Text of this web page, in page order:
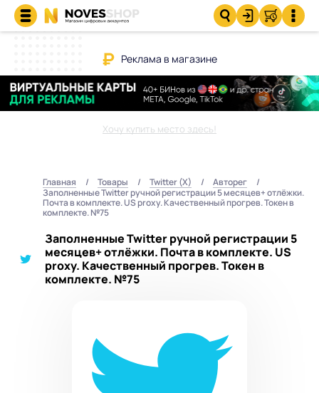
Реклама в магазине
Хочу купить место здесь!
Главная Товары Twitter (X)
Авторег
Заполненные Twitter ручной регистрации 5 месяцев+ отлёжки.
Почта в комплекте. US proxy. Качественный прогрев. Токен в
комплекте. №75
Заполненные Twitter ручной регистрации 5
месяцев+ отлёжки. Почта в комплекте. US
proxy. Качественный прогрев. Токен в
комплекте. №75